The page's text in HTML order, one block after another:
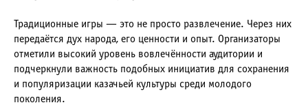
Традиционные игры — это не просто развлечение. Через них
передаётся дух народа, его ценности и опыт. Организаторы
отметили высокий уровень вовлечённости аудитории и
подчеркнули важность подобных инициатив для сохранения
и популяризации казачьей культуры среди молодого
поколения.